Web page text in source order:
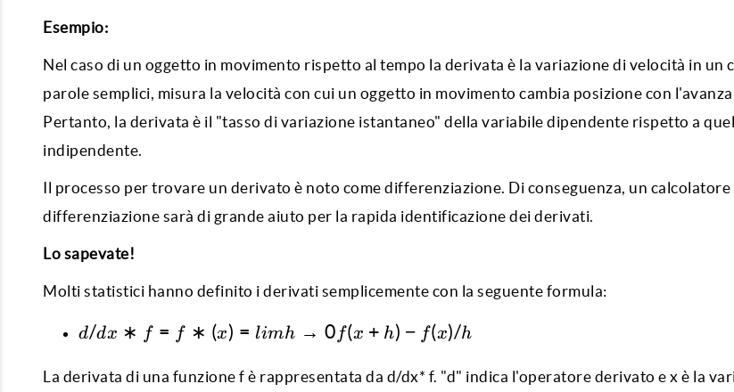
Esempio:
Nel caso di un oggetto in movimento rispetto al tempo la derivata è la variazione di velocità in un
parole semplici, misura la velocità con cui un oggetto in movimento cambia posizione con
Pertanto, la derivata è il "tasso di variazione istantaneo" della variabile dipendente rispetto a
indipendente.
Il processo per trovare un derivato è noto come differenziazione. Di conseguenza, un calcolatore
differenziazione sarà di grande aiuto per la rapida identificazione dei derivati.
Lo sapevate!
Molti statistici hanno definito i derivati semplicemente con la seguente formula:
d/dx *f=f *
f (x+h) −
d/dx ∗ f = f ∗ (x) = limh → 0 f(x + h) − f(x)/h
La derivata di una funzione f è rappresentata da d/dx* f. "d" indica l'operatore derivato e x è la